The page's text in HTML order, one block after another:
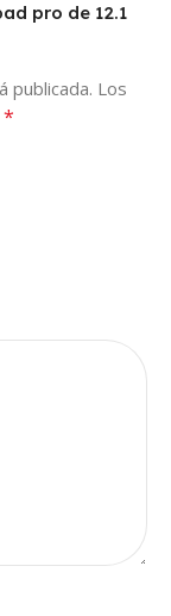
pro de 12.1
publicada. Los
*